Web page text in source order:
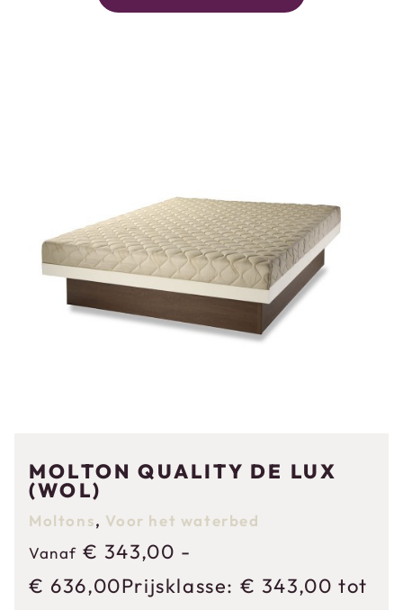
MOLTON QUALITY DE LUX
(WOL)
Moltons, Voor het waterbed
Vanaf € 343,00 -
€ 636,00Prijsklasse: € 343,00 tot